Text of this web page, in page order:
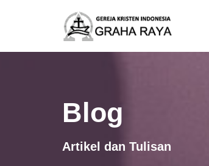
Blog
Artikel dan Tulisan